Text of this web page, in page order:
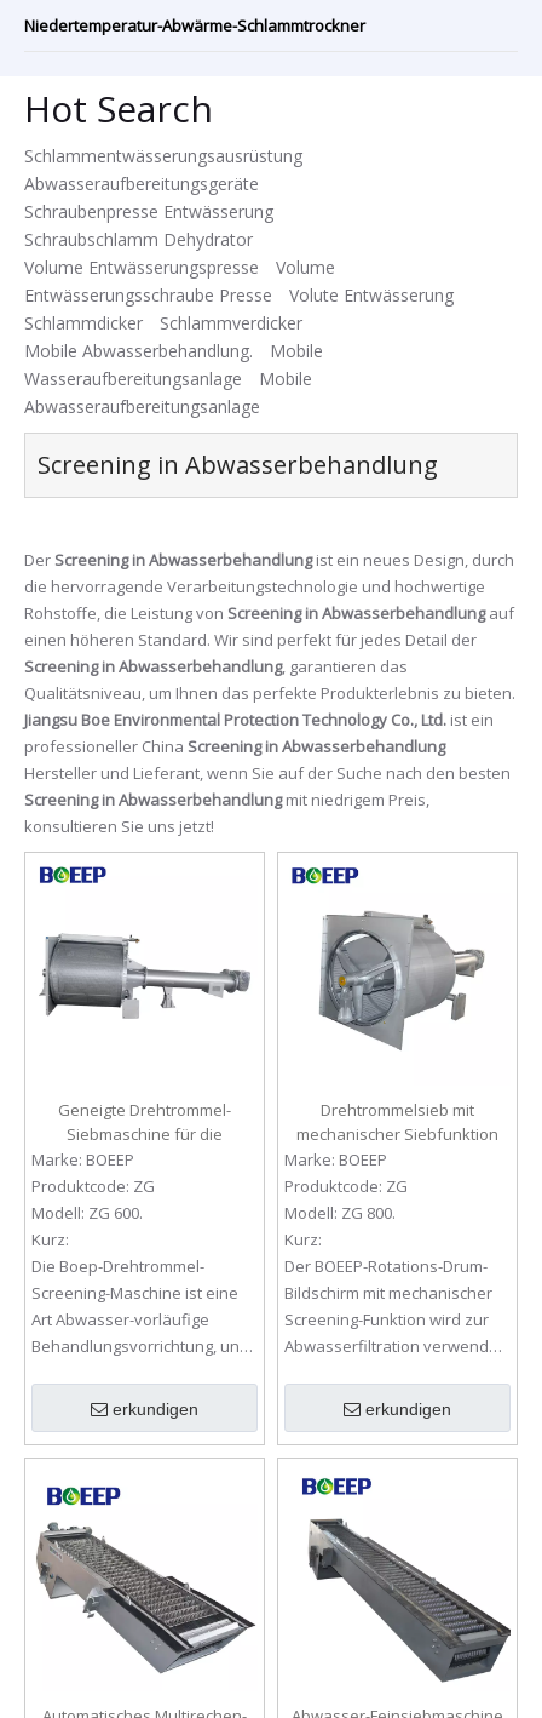
Niedertemperatur-Abwärme-Schlammtrockner
Hot Search
Schlammentwässerungsausrüstung
Abwasseraufbereitungsgeräte
Schraubenpresse Entwässerung
Schraubschlamm Dehydrator
Volume Entwässerungspresse
Volume
Entwässerungsschraube Presse
Volute Entwässerung
Schlammdicker
Schlammverdicker
Mobile Abwasserbehandlung.
Mobile
Wasseraufbereitungsanlage
Mobile
Abwasseraufbereitungsanlage
Screening in Abwasserbehandlung
Der Screening in Abwasserbehandlungist ein neues Design, durch
die hervorragende Verarbeitungstechnologie und hochwertige
Rohstoffe, die Leistung von Screening in Abwasserbehandlungauf
einen höheren Standard. Wir sind perfekt für jedes Detail der
Screening in Abwasserbehandlung, garantieren das
Qualitätsniveau, um Ihnen das perfekte Produkterlebnis zu bieten.
Jiangsu Boe Environmental Protection Technology Co., Ltd. ist ein
professioneller China Screening in Abwasserbehandlung
Hersteller und Lieferant, wenn Sie auf der Suche nach den besten
Screening in Abwasserbehandlungmit niedrigem Preis,
konsultieren Sie uns jetzt!
Geneigte Drehtrommel-
Siebmaschine für die
Abwasservorbehandlung
Marke: BOEEP
Produktcode: ZG
Modell: ZG 600.
Kurz:
Die Boep-Drehtrommel-
Screening-Maschine ist eine
Art Abwasser-vorläufige
Behandlungsvorrichtung, und
zu werden. erkundigen
Drehtrommelsieb mit
mechanischer Siebfunktion
für die Abwasserfiltration
Marke: BOEEP
Produktcode: ZG
Modell: ZG 800.
Kurz:
Der BOEEP-Rotations-Drum-
Bildschirm mit mechanischer
Screening-Funktion wird zur
Abwasserfiltration verwendet,
suspendierten Feststoffen zu
entfernen.
erkundigen